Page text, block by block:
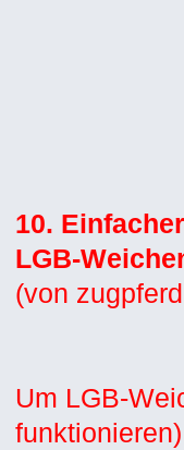
10.
LGB-
(von
Um LGB-